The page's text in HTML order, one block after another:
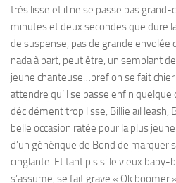
très lisse et il ne se passe pas
minutes et deux secondes que dure
de suspense, pas de grande envolée
nada à part, peut être, un semblant
jeune chanteuse…bref on se fait
attendre qu’il se passe enfin
décidément trop lisse, Billie aïl leash,
belle occasion ratée pour la plus
d’un générique de Bond de marquer
cinglante. Et tant pis si le vieux baby-
s’assume, se fait grave « Ok boomer